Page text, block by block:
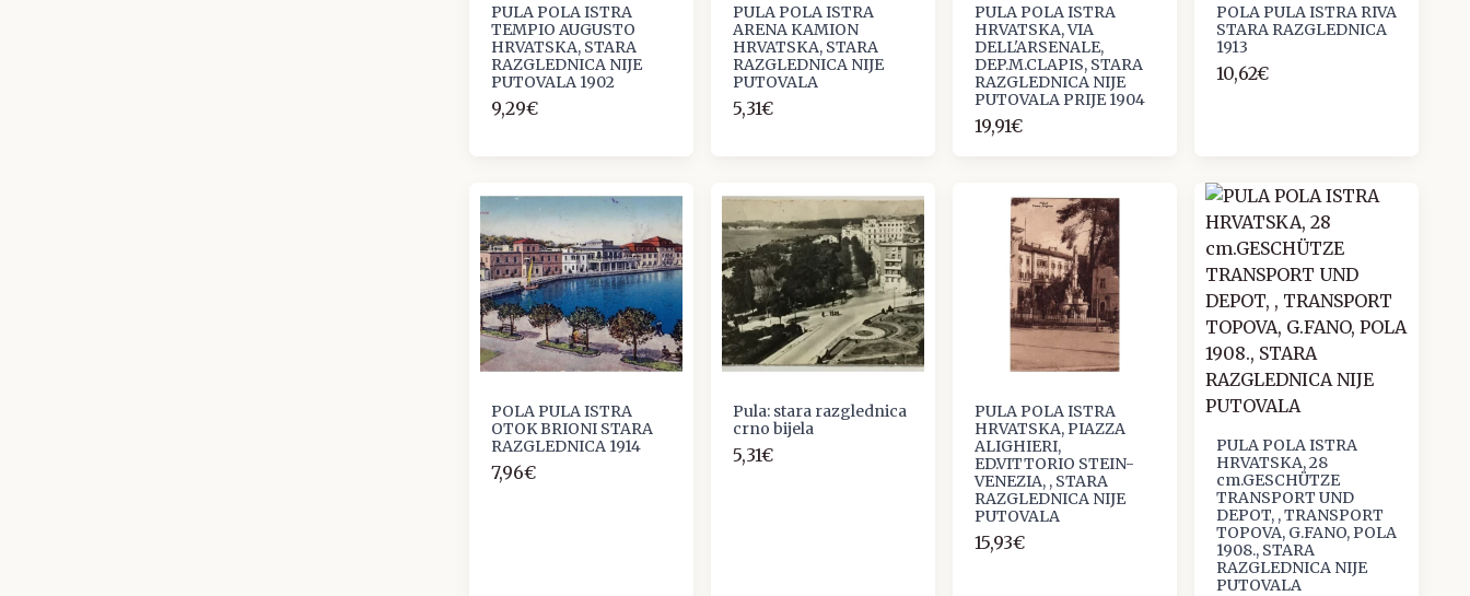
PULA POLA ISTRA
TEMPIO AUGUSTO
HRVATSKA, STARA
RAZGLEDNICA NIJE
PUTOVALA 1902
9,29€
PULA POLA ISTRA
ARENA KAMION
HRVATSKA, STARA
RAZGLEDNICA NIJE
PUTOVALA
5,31€
PULA POLA ISTRA
HRVATSKA, VIA
DELL'ARSENALE,
DEP.M.CLAPIS, STARA
RAZGLEDNICA NIJE
PUTOVALA PRIJE 1904
19,91€
POLA PULA ISTRA RIVA
STARA RAZGLEDNICA
1913
10,62€
POLA PULA ISTRA
OTOK BRIONI STARA
RAZGLEDNICA 1914
7,96€
Pula: stara razglednica
crno bijela
5,31€
PULA POLA ISTRA
HRVATSKA, PIAZZA
ALIGHIERI,
ED.VITTORIO STEIN-
VENEZIA, , STARA
RAZGLEDNICA NIJE
PUTOVALA
15,93€
PULA POLA ISTRA
HRVATSKA, 28
cm.GESCHÜTZE
TRANSPORT UND
DEPOT, , TRANSPORT
TOPOVA, G.FANO, POLA
1908., STARA
RAZGLEDNICA NIJE
PUTOVALA